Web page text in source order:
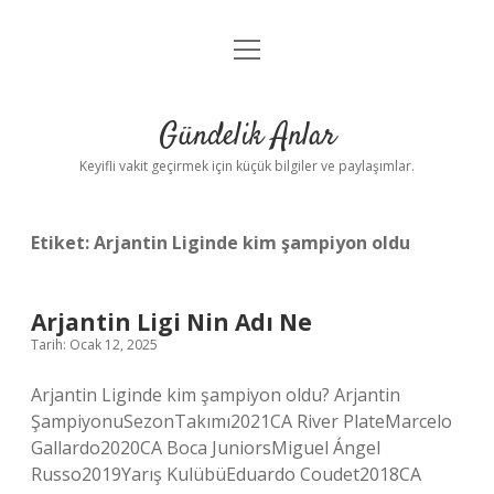
Anasayfa
Yasal Uyarı
menüyü
Gündelik Anlar
Keyifli vakit geçirmek için küçük bilgiler ve paylaşımlar.
Etiket:Arjantin Liginde kim şampiyon oldu
Arjantin Ligi Nin Adı Ne
Tarih: Ocak 12, 2025
Arjantin Liginde kim şampiyon oldu? Arjantin
ŞampiyonuSezonTakımı2021CA River PlateMarcelo
Gallardo2020CA Boca JuniorsMiguel Ángel
Russo2019Yarış KulübüEduardo Coudet2018CA